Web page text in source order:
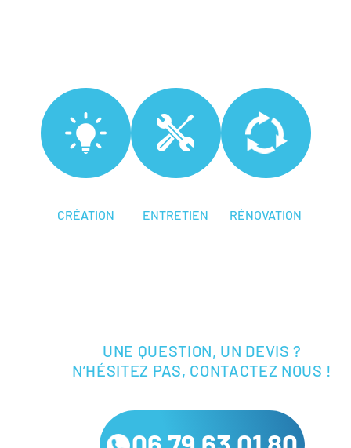
CRÉATION ENTRETIEN RÉNOVATION
UNE QUESTION, UN DEVIS ?
N’HÉSITEZ PAS, CONTACTEZ NOUS !